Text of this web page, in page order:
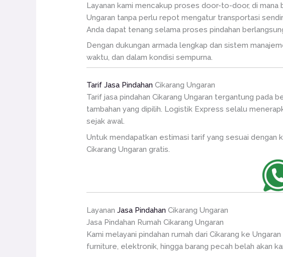
Layanan kami mencakup proses door-to-door, di mana
Ungaran tanpa perlu repot mengatur transportasi
Anda dapat tenang selama proses pindahan
Dengan dukungan armada lengkap dan sistem
waktu, dan dalam kondisi sempurna.
Tarif Jasa Pindahan Cikarang Ungaran
Tarif jasa pindahan Cikarang Ungaran tergantung
tambahan yang dipilih. Logistik Express selalu
sejak awal.
Untuk mendapatkan estimasi tarif yang sesuai dengan
Cikarang Ungaran gratis.
LayananJasa Pindahan Cikarang Ungaran
Jasa Pindahan Rumah Cikarang Ungaran
Kami melayani pindahan rumah dari Cikarang ke
furniture, elektronik, hingga barang pecah belah akan